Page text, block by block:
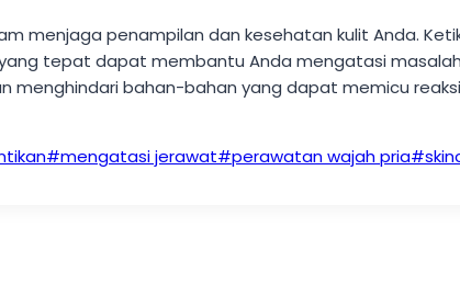
menjaga penampilan dan kesehatan kulit Anda.
tepat dapat membantu Anda mengatasi
menghindari bahan-bahan yang dapat memicu
#mengatasi jerawat#perawatan wajah pria#